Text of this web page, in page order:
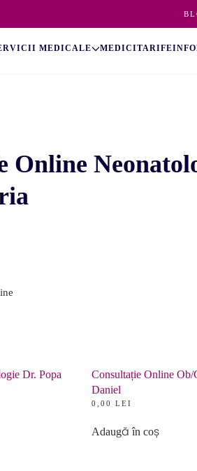
MEDICALE MEDICITARIFE
Online
Dr. Popa
Consultație Online
Daniel
0,00 LEI
Adaugă în coș